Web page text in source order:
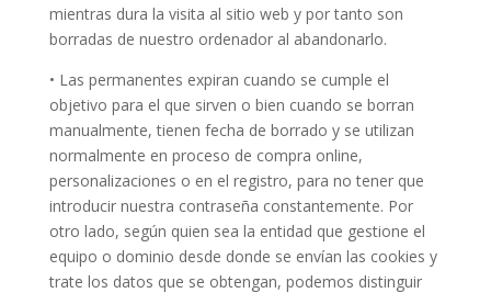
mientras dura la visita al sitio web y por tanto son
borradas de nuestro ordenador al abandonarlo.
• Las permanentes expiran cuando se cumple el
objetivo para el que sirven o bien cuando se borran
manualmente, tienen fecha de borrado y se utilizan
normalmente en proceso de compra online,
personalizaciones o en el registro, para no tener que
introducir nuestra contraseña constantemente. Por
otro lado, según quien sea la entidad que gestione el
equipo o dominio desde donde se envían las cookies y
trate los datos que se obtengan, podemos distinguir